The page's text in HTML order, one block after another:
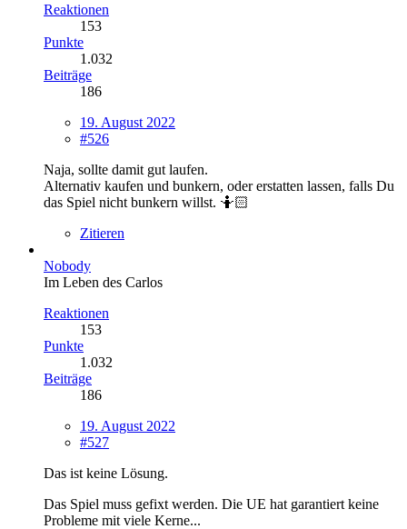
Reaktionen
153
Punkte
1.032
Beiträge
186
19. August 2022
#526
Naja, sollte damit gut laufen.
Alternativ kaufen und bunkern, oder erstatten lassen, falls Du
das Spiel nicht bunkern willst. 🤷🏻
Zitieren
Nobody
Im Leben des Carlos
Reaktionen
153
Punkte
1.032
Beiträge
186
19. August 2022
#527
Das ist keine Lösung.
Das Spiel muss gefixt werden. Die UE hat garantiert keine
Probleme mit viele Kerne...